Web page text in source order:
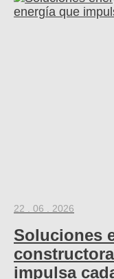
22 . 06 . 2026
Soluciones
impulsa